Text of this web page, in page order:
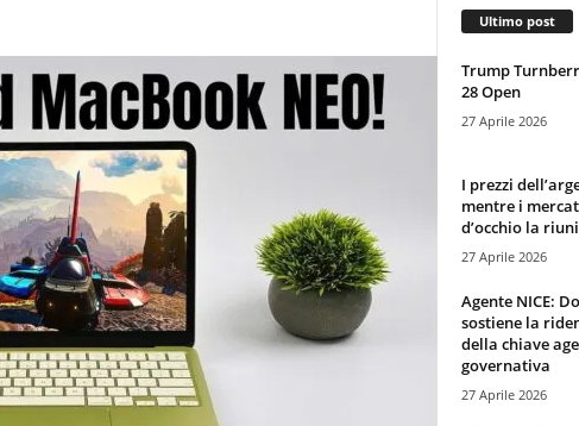
Ultimo post
Trump
28 Open
27 Aprile 2026
I prezzi
mentre i
d’occhio la
27 Aprile 2026
Agente NICE:
sostiene la
della chiave
governativa
27 Aprile 2026